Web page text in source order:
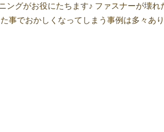
ングがお役にたちます♪ ファスナーが壊
事でおかしくなってしまう事例は多々あ